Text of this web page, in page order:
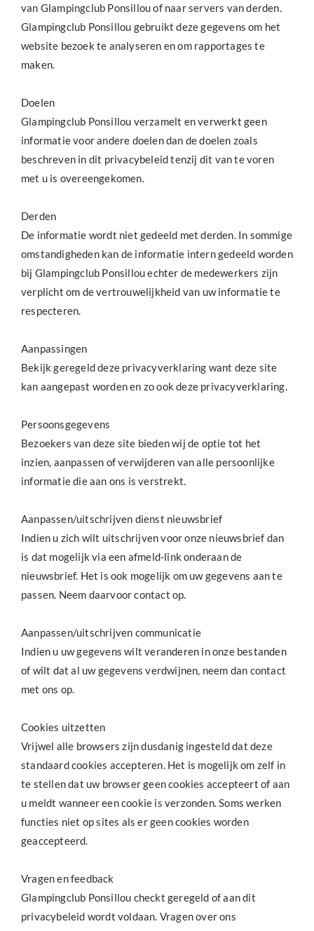
van Glampingclub Ponsillou of naar servers van derden.
Glampingclub Ponsillou gebruikt deze gegevens om het
website bezoek te analyseren en om rapportages te
maken.
Doelen
Glampingclub Ponsillou verzamelt en verwerkt geen
informatie voor andere doelen dan de doelen zoals
beschreven in dit privacybeleid tenzij dit van te voren
met u is overeengekomen.
Derden
De informatie wordt niet gedeeld met derden. In sommige
omstandigheden kan de informatie intern gedeeld worden
bij Glampingclub Ponsillou echter de medewerkers zijn
verplicht om de vertrouwelijkheid van uw informatie te
respecteren.
Aanpassingen
Bekijk geregeld deze privacyverklaring want deze site
kan aangepast worden en zo ook deze privacyverklaring.
Persoonsgegevens
Bezoekers van deze site bieden wij de optie tot het
inzien, aanpassen of verwijderen van alle persoonlijke
informatie die aan ons is verstrekt.
Aanpassen/uitschrijven dienst nieuwsbrief
Indien u zich wilt uitschrijven voor onze nieuwsbrief dan
is dat mogelijk via een afmeld-link onderaan de
nieuwsbrief. Het is ook mogelijk om uw gegevens aan te
passen. Neem daarvoor contact op.
Aanpassen/uitschrijven communicatie
Indien u uw gegevens wilt veranderen in onze bestanden
of wilt dat al uw gegevens verdwijnen, neem dan contact
met ons op.
Cookies uitzetten
Vrijwel alle browsers zijn dusdanig ingesteld dat deze
standaard cookies accepteren. Het is mogelijk om zelf in
te stellen dat uw browser geen cookies accepteert of aan
u meldt wanneer een cookie is verzonden. Soms werken
functies niet op sites als er geen cookies worden
geaccepteerd.
Vragen en feedback
Glampingclub Ponsillou checkt geregeld of aan dit
privacybeleid wordt voldaan. Vragen over ons